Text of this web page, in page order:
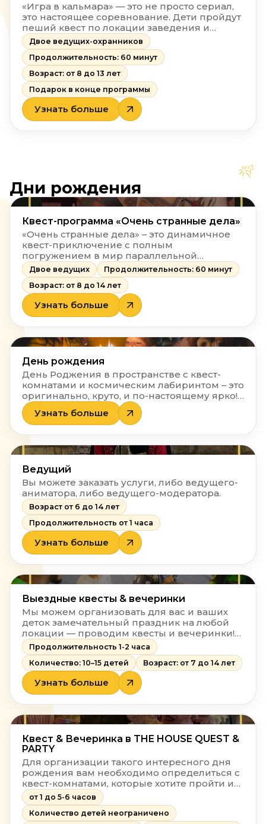
«Игра в кальмара» — это не просто сериал,
это настоящее соревнование. Дети пройдут
пеший квест по локации заведения и
почувствуют себя настоящими участниками
известного сериала! Добро пожаловать в
испытание, где выживают только самые
смелые! Участники попадают в мир
таинственной игры, где на кону — их
победа. Вместе с двумя ведущими-
гейммастерами дети пройдут серию
испытаний, чтобы раскрыть главную загадку
и выиграть ценный приз
Двое ведущих-охранников
Продолжительность: 60 минут
Возраст: от 8 до 13 лет
Подарок в конце программы
Узнать больше
Дни рождения
Квест-программа «Очень странные дела»
«Очень странные дела» – это динамичное
квест-приключение с полным
погружением в мир параллельной
реальности. Вместе с двумя ведущими
участники пройдут пять атмосферных
локаций: от загадочного дома с часами до
таинственной лаборатории и черной
комнаты.
Двое ведущих
Продолжительность: 60 минут
Возраст: от 8 до 14 лет
Узнать больше
День рождения
День Роджения в пространстве с квест-
комнатами и космическим лабиринтом – это
оригинально, круто, и по-настоящему ярко!
Ми создадим для вас настояшую феерию
праздника.
Узнать больше
Ведущий
Вы можете заказать услуги, либо ведущего-
аниматора, либо ведущего-модератора.
Возраст от 6 до 14 лет
Продолжительность от 1 часа
Узнать больше
Выездные квесты & вечеринки
Мы можем организовать для вас и ваших
деток замечательный праздник на любой
локации — проводим квесты и вечеринки!
Для организации такого интересного дня
рождения вам нужно лишь определиться с
наполнением!
Продолжительность 1-2 часа
Количество: 10–15 детей
Возраст: от 7 до 14 лет
Узнать больше
Квест & Вечеринка в THE HOUSE QUEST &
PARTY
Для организации такого интересного дня
рождения вам необходимо определиться с
квест-комнатами, которые хотите пройти и
выбрать зал, в котором хотите
отпраздновать. Все остальное сделаем мы!
от 1 до 5-6 часов
Количество детей неограничено